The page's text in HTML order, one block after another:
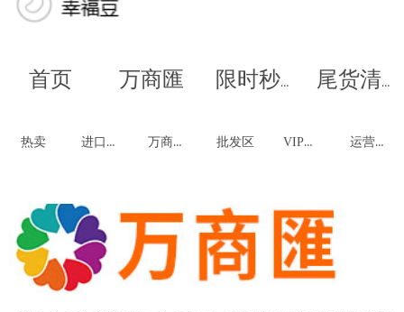
首页 万商匯 限时秒杀 尾货清仓
热卖 进口商品 万商优品 批发区 VIP福利 运营联创
我是段落。点击这儿添加你的文字并编辑它，非常容易。-双
我是段落。点击这儿添加你的文字并编辑它，非常容易。-双